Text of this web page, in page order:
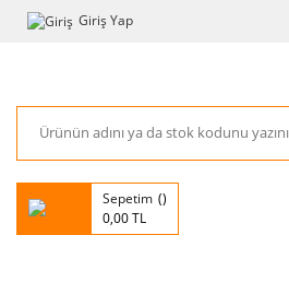
Giriş Yap
Sepetim
0,00 TL